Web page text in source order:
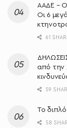
ΑΑΔΕ –
Οι 6
61
από την
59
Το
58